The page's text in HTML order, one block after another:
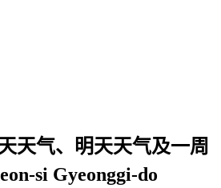
天气、明天天气及一周
si Gyeonggi-do